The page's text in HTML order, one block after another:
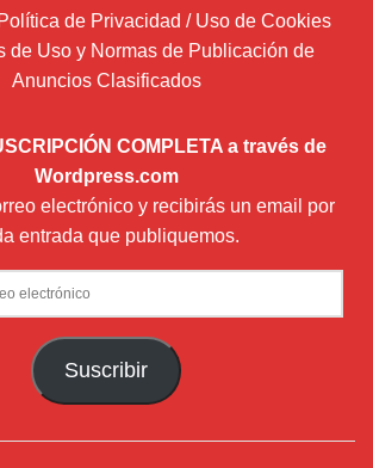
de Privacidad / Uso de Cookies
de Uso y Normas de Publicación de
Anuncios Clasificados
COMPLETA a través de
Wordpress.com
electrónico y recibirás un email por
entrada que publiquemos.
Suscribir